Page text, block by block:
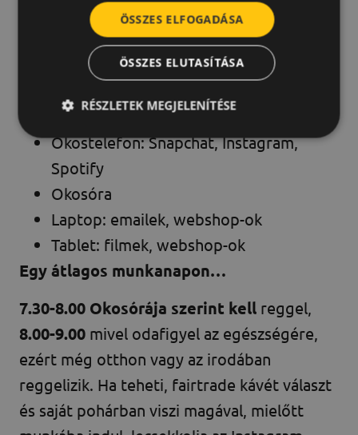
Családi háttér:egyedülálló, 1 éve költözött
albérletbe, ami rollerrel 20 percre van a
munkahelyétől
Eszközhasználat:
Okostelefon: Snapchat, Instagram,
Spotify
Okosóra
Laptop: emailek, webshop-ok
Tablet: filmek, webshop-ok
Egy átlagos munkanapon…
7.30-8.00 Okosórája szerint kell reggel,
8.00-9.00 mivel odafigyel az egészségére,
ezért még otthon vagy az irodában
reggelizik. Ha teheti, fairtrade kávét választ
és saját pohárban viszi magával, mielőtt
ÖSSZES ELFOGADÁSA
ÖSSZES ELUTASÍTÁSA
RÉSZLETEK MEGJELENÍTÉSE